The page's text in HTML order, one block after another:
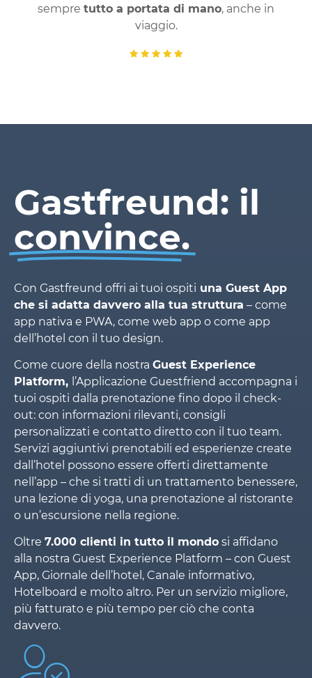
sempre tutto a portata di mano, anche in
viaggio.
Gastfreund: il
convince.
Con Gastfreund offri ai tuoi ospiti una Guest App
che si adatta davvero alla tua struttura – come
app nativa e PWA, come web app o come app
dell’hotel con il tuo design.
Come cuore della nostra Guest Experience
Platform, l’Applicazione Guestfriend accompagna i
tuoi ospiti dalla prenotazione fino dopo il check-
out: con informazioni rilevanti, consigli
personalizzati e contatto diretto con il tuo team.
Servizi aggiuntivi prenotabili ed esperienze create
dall’hotel possono essere offerti direttamente
nell’app – che si tratti di un trattamento benessere,
una lezione di yoga, una prenotazione al ristorante
o un’escursione nella regione.
Oltre 7.000 clienti in tutto il mondo si affidano
alla nostra Guest Experience Platform – con Guest
App, Giornale dell’hotel, Canale informativo,
Hotelboard e molto altro. Per un servizio migliore,
più fatturato e più tempo per ciò che conta
davvero.